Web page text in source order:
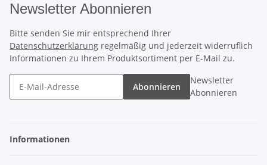
Newsletter Abonnieren
Bitte senden Sie mir entsprechend Ihrer
Datenschutzerklärung regelmäßig und jederzeit widerruflich
Informationen zu Ihrem Produktsortiment per E-Mail zu.
Abonnieren
Newsletter
Abonnieren
Informationen